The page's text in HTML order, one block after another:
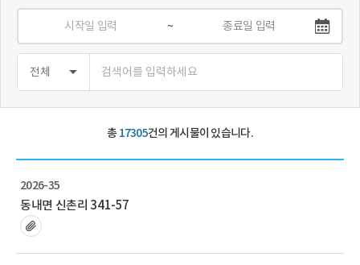
~
총17305건의 게시물이 있습니다.
2026-35
동내면 신촌리 341-57